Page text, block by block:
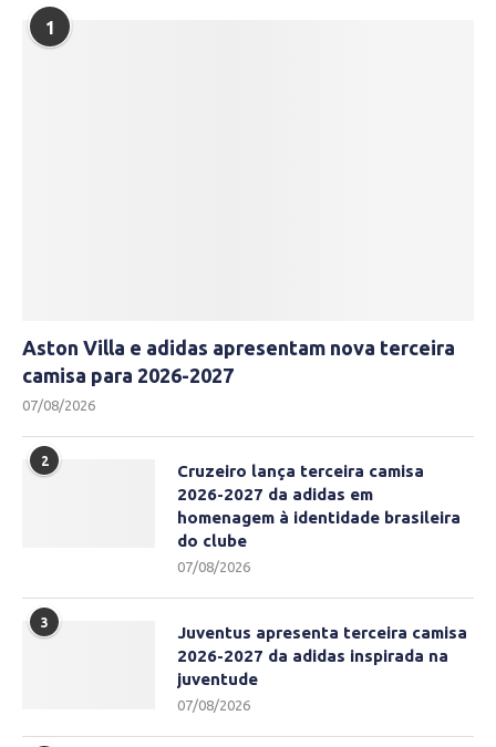
1
Aston Villa e adidas apresentam nova terceira
camisa para 2026-2027
07/08/2026
2
Cruzeiro lança terceira camisa
2026-2027 da adidas em
homenagem à identidade brasileira
do clube
07/08/2026
3
Juventus apresenta terceira camisa
2026-2027 da adidas inspirada na
juventude
07/08/2026